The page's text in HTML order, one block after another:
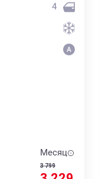
4
Месяц
3 799